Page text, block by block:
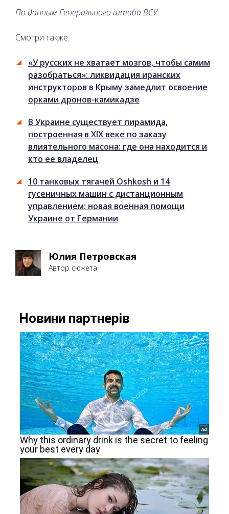
По данным Генерального штаба ВСУ
Смотри также:
«У русских не хватает мозгов, чтобы самим
разобраться»: ликвидация иранских
инструкторов в Крыму замедлит освоение
орками дронов-камикадзе
В Украине существует пирамида,
построенная в XIX веке по заказу
влиятельного масона: где она находится и
кто ее владелец
10 танковых тягачей Oshkosh и 14
гусеничных машин с дистанционным
управлением: новая военная помощи
Украине от Германии
Юлия Петровская
Автор сюжета